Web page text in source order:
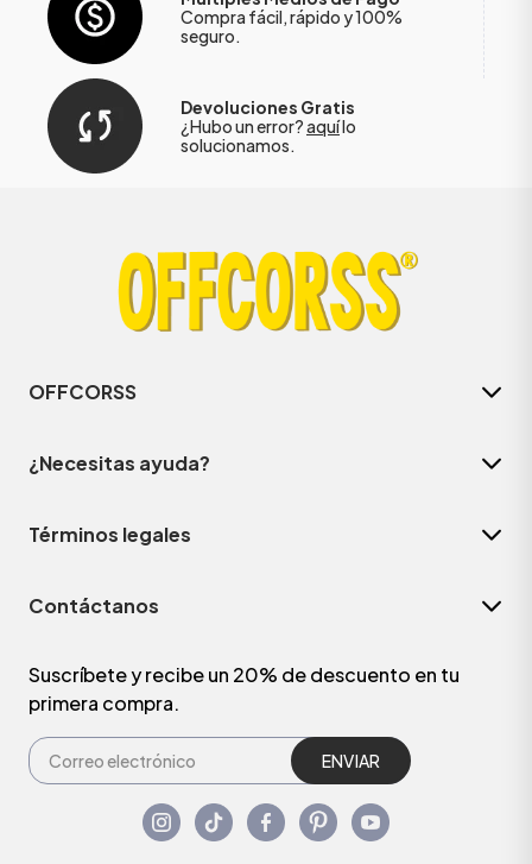
Compra fácil, rápido y 100%
seguro.
Devoluciones Gratis
¿Hubo un error?aquílo
solucionamos.
OFFCORSS
¿Necesitas ayuda?
Términos legales
Contáctanos
Suscríbete y recibe un 20% de descuento en tu
primera compra.
ENVIAR